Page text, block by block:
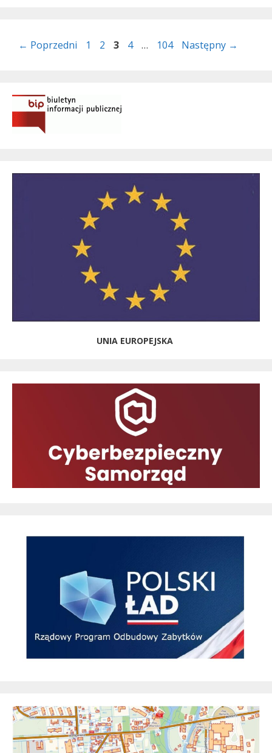
← Poprzedni Page
1 Page
2 Page
3 Page
4 … Page
104 Następny →
UNIA EUROPEJSKA